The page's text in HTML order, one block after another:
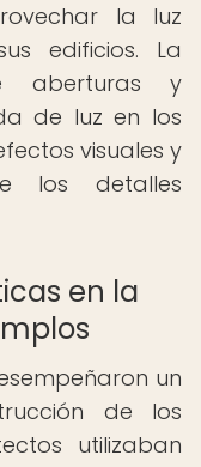
la luz
edificios. La
aberturas y
de luz en los
visuales y
los detalles
en la
un
de los
utilizaban